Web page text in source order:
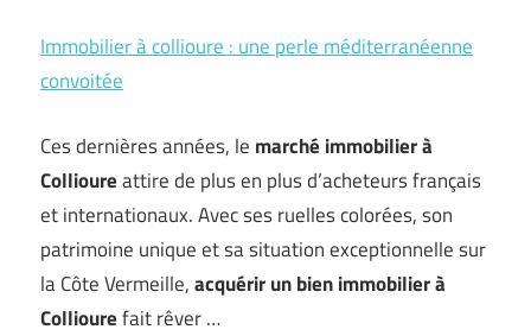
Immobilier à collioure : une perle méditerranéenne
convoitée
Ces dernières années, le marché immobilier à
Collioureattire de plus en plus d’acheteurs français
et internationaux. Avec ses ruelles colorées, son
patrimoine unique et sa situation exceptionnelle sur
la Côte Vermeille,acquérir un bien immobilier à
Colliourefait rêver …